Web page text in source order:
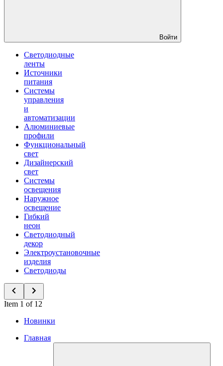
Войти
Светодиодные
ленты
Источники
питания
Системы
управления
и
автоматизации
Алюминиевые
профили
Функциональный
свет
Дизайнерский
свет
Системы
освещения
Наружное
освещение
Гибкий
неон
Светодиодный
декор
Электроустановочные
изделия
Светодиоды
Item 1 of 12
Новинки
Главная